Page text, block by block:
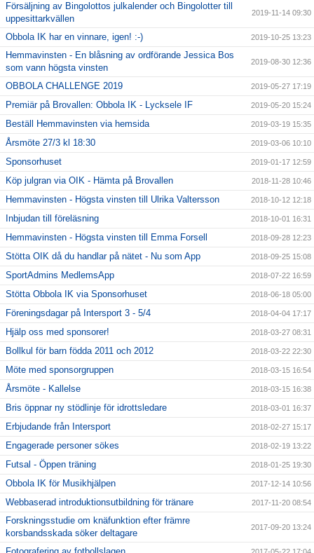
Försäljning av Bingolottos julkalender och Bingolotter till
uppesittarkvällen
2019-11-14 09:30
Obbola IK har en vinnare, igen! :-) 2019-10-25 13:23
Hemmavinsten - En blåsning av ordförande Jessica Bos
som vann högsta vinsten
2019-08-30 12:36
OBBOLA CHALLENGE 2019 2019-05-27 17:19
Premiär på Brovallen: Obbola IK - Lycksele IF 2019-05-20 15:24
Beställ Hemmavinsten via hemsida 2019-03-19 15:35
Årsmöte 27/3 kl 18:30 2019-03-06 10:10
Sponsorhuset 2019-01-17 12:59
Köp julgran via OIK - Hämta på Brovallen 2018-11-28 10:46
Hemmavinsten - Högsta vinsten till Ulrika Valtersson 2018-10-12 12:18
Inbjudan till föreläsning 2018-10-01 16:31
Hemmavinsten - Högsta vinsten till Emma Forsell 2018-09-28 12:23
Stötta OIK då du handlar på nätet - Nu som App 2018-09-25 15:08
SportAdmins MedlemsApp 2018-07-22 16:59
Stötta Obbola IK via Sponsorhuset 2018-06-18 05:00
Föreningsdagar på Intersport 3 - 5/4 2018-04-04 17:17
Hjälp oss med sponsorer! 2018-03-27 08:31
Bollkul för barn födda 2011 och 2012 2018-03-22 22:30
Möte med sponsorgruppen 2018-03-15 16:54
Årsmöte - Kallelse 2018-03-15 16:38
Bris öppnar ny stödlinje för idrottsledare 2018-03-01 16:37
Erbjudande från Intersport 2018-02-27 15:17
Engagerade personer sökes 2018-02-19 13:22
Futsal - Öppen träning 2018-01-25 19:30
Obbola IK för Musikhjälpen 2017-12-14 10:56
Webbaserad introduktionsutbildning för tränare 2017-11-20 08:54
Forskningsstudie om knäfunktion efter främre
korsbandsskada söker deltagare
2017-09-20 13:24